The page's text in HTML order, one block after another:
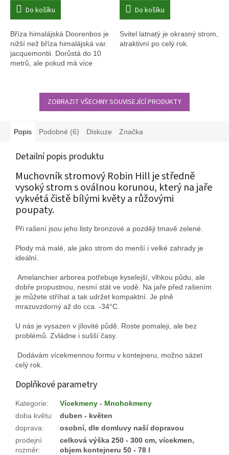
Do košíku
Bříza himalájská Doorenbos je
nižší než bříza himalájská var.
jacquemontii. Dorůstá do 10
metrů, ale pokud má více
Do košíku
Svitel latnatý je okrasný strom,
atraktivní po celý rok.
ZOBRAZIT VŠECHNY SOUVISEJÍCÍ PRODUKTY
Popis Podobné (6) Diskuze Značka
Detailní popis produktu
Muchovník stromový Robin Hill je středně
vysoký strom s oválnou korunou, který na jaře
vykvétá čistě bílými květy a růžovými
poupaty.
Při rašení jsou jeho listy bronzové a později tmavě zelené.
Plody má malé, ale jako strom do menší i velké zahrady je
ideální.
Amelanchier arborea potřebuje kyselejší, vlhkou půdu, ale
dobře propustnou, nesmí stát ve vodě. Na jaře před rašením
je můžete stříhat a tak udržet kompaktní. Je plně
mrazuvzdorný až do cca. -34°C.
U nás je vysazen v jílovité půdě. Roste pomaleji, ale bez
problémů. Zvládne i sušší časy.
Dodávám vícekmennou formu v kontejneru, možno sázet
celý rok.
Doplňkové parametry
Kategorie:
Vícekmeny - Mnohokmeny
doba květu:
duben - květen
doprava:
osobní, dle domluvy naší dopravou
prodejní
rozměr:
celková výška 250 - 300 cm, vícekmen,
objem kontejneru 50 - 78 l